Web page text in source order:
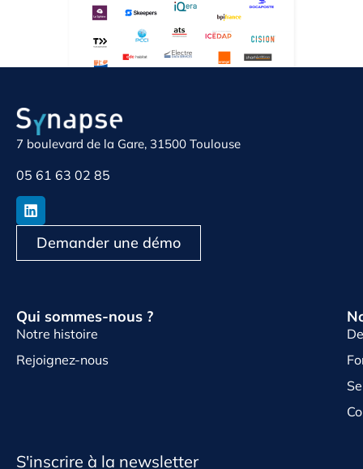
7 boulevard de la Gare, 31500 Toulouse
05 61 63 02 85
Demander une démo
Qui sommes-nous ?
Notre histoire
Rejoignez-nous
S'inscrire à la newsletter